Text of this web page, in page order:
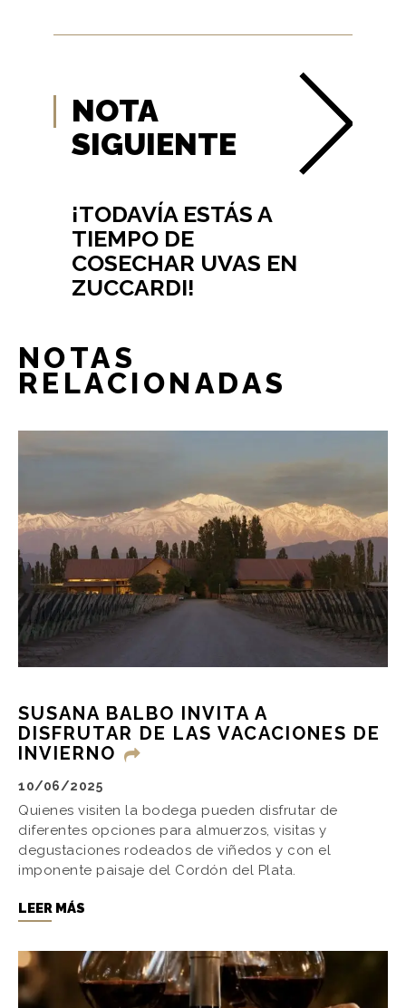
NOTA
SIGUIENTE
¡TODAVÍA ESTÁS A
TIEMPO DE
COSECHAR UVAS EN
ZUCCARDI!
NOTAS
RELACIONADAS
SUSANA BALBO INVITA A
DISFRUTAR DE LAS VACACIONES DE
INVIERNO
10/06/2025
Quienes visiten la bodega pueden disfrutar de
diferentes opciones para almuerzos, visitas y
degustaciones rodeados de viñedos y con el
imponente paisaje del Cordón del Plata.
LEER MÁS